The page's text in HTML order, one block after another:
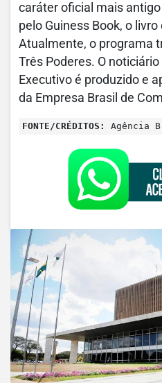
caráter oficial mais
pelo Guiness Book, o
Atualmente, o programa
Três Poderes. O
Executivo é produzido e
da Empresa Brasil de
FONTE/CRÉDITOS: Agência